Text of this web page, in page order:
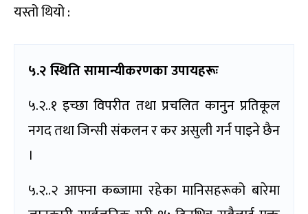
यस्तो थियो :
५.२ स्थिति सामान्यीकरणका उपायहरूः
५.२..१ इच्छा विपरीत तथा प्रचलित कानुन प्रतिकूल
नगद तथा जिन्सी संकलन र कर असुली गर्न पाइने छैन
।
५.२..२ आफ्ना कब्जामा रहेका मानिसहरूको बारेमा